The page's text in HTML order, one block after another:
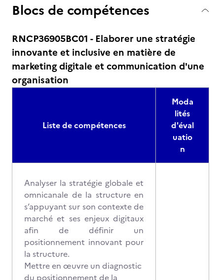
Blocs de compétences
RNCP36905BC01 - Elaborer une stratégie
innovante et inclusive en matière de
marketing digitale et communication d'une
organisation
Liste de compétences
Moda
lités
d'éval
uatio
n
Analyser la stratégie globale et
omnicanale de la structure en
s’appuyant sur son contexte de
marché et ses enjeux digitaux
afin de définir un
positionnement innovant pour
la structure.
Mettre en œuvre un diagnostic
du positionnement de la